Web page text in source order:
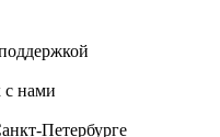
с нами
Петербурге